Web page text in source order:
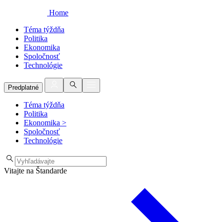
Home
Téma týždňa
Politika
Ekonomika
Spoločnosť
Technológie
Predplatné
Téma týždňa
Politika
Ekonomika >
Spoločnosť
Technológie
Vitajte na Štandarde